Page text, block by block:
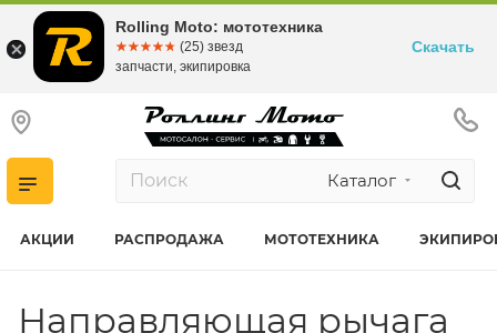
Каталог
АКЦИИ РАСПРОДАЖА МОТОТЕХНИКА
Направляющая рычага
Rolling Moto: мототехника
☆☆☆☆☆
★★★★★ (25) звезд
запчасти, экипировка
Скачать